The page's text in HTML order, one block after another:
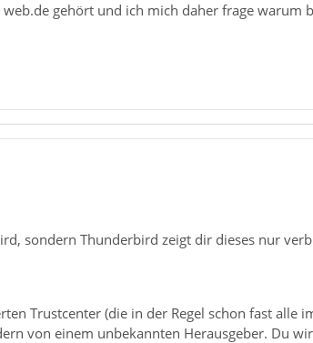
gehört und ich mich daher frage warum
sondern Thunderbird zeigt dir dieses nur
Trustcenter (die in der Regel schon fast alle
von einem unbekannten Herausgeber. Du